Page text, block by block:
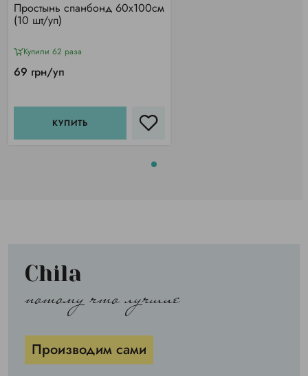
Простынь спанбонд 60х100см
(10 шт/уп)
Купили 62 раза
69 грн/уп
КУПИТЬ
Chila
потому что лучшие
Производим сами